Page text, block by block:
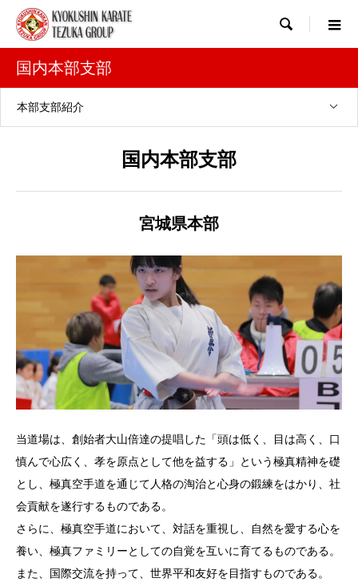

国内本部支部
本部支部紹介
国内本部支部
宮城県本部
当道場は、創始者大山倍達の提唱した「頭は低く、目は高く、口
慎んで心広く、孝を原点として他を益する」という極真精神を礎
とし、極真空手道を通じて人格の淘治と心身の鍛練をはかり、社
会貢献を遂行するものである。
さらに、極真空手道において、対話を重視し、自然を愛する心を
養い、極真ファミリーとしての自覚を互いに育てるものである。
また、国際交流を持って、世界平和友好を目指すものである。